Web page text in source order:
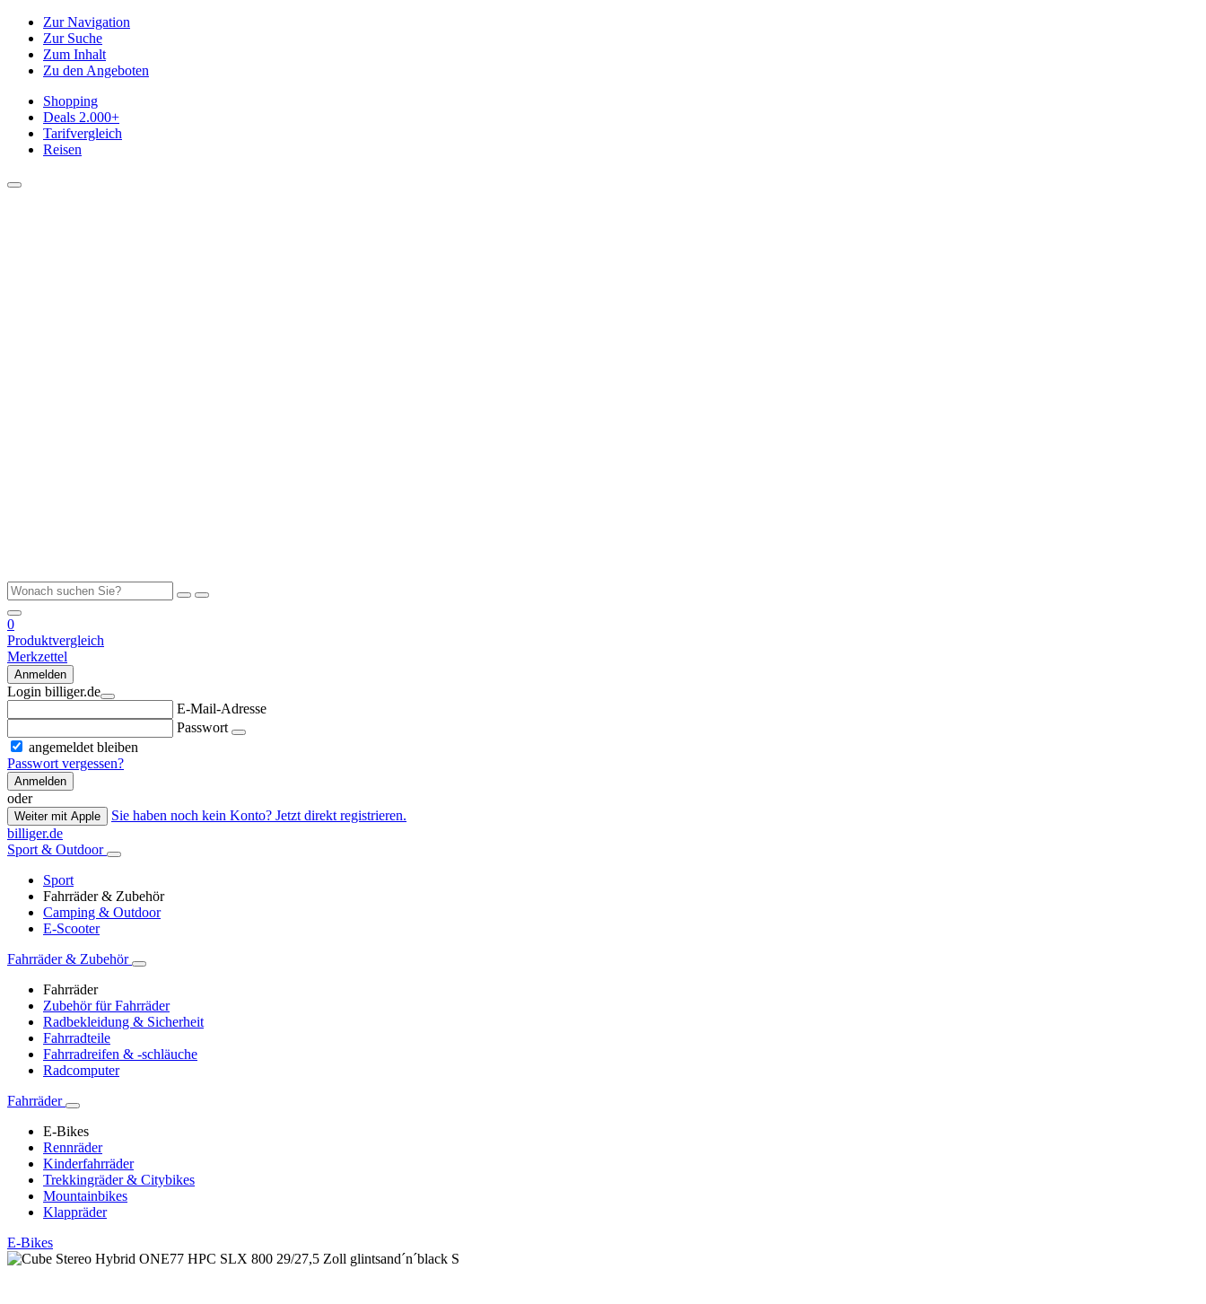
Zur Navigation
Zur Suche
Zum Inhalt
Zu den Angeboten
Shopping
Deals 2.000+
Tarifvergleich
Reisen
0
Produktvergleich
Merkzettel
Anmelden
Login billiger.de
E-Mail-Adresse
Passwort
angemeldet bleiben
Passwort vergessen?
Anmelden
oder
Weiter mit Apple
Sie haben noch kein Konto? Jetzt direkt registrieren.
billiger.de
Sport & Outdoor
Sport
Fahrräder & Zubehör
Camping & Outdoor
E-Scooter
Fahrräder & Zubehör
Fahrräder
Zubehör für Fahrräder
Radbekleidung & Sicherheit
Fahrradteile
Fahrradreifen & -schläuche
Radcomputer
Fahrräder
E-Bikes
Rennräder
Kinderfahrräder
Trekkingräder & Citybikes
Mountainbikes
Klappräder
E-Bikes